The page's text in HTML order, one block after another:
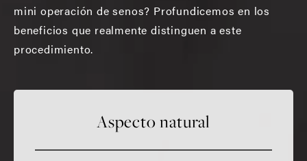
mini operación de senos? Profundicemos en los
beneficios que realmente distinguen a este
procedimiento.
Aspecto natural